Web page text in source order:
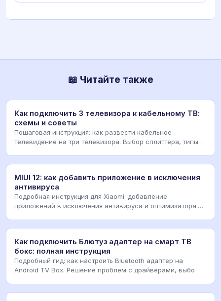
📖 Читайте также
Как подключить 3 телевизора к кабельному ТВ:
схемы и советы
Пошаговая инструкция: как развести кабельное
телевидение на три телевизора. Выбор сплиттера, типы
MIUI 12: как добавить приложение в исключения
антивируса
Подробная инструкция для Xiaomi: добавление
приложений в исключения антивируса и оптимизатора.
Как подключить Блютуз адаптер на смарт ТВ
бокс: полная инструкция
Подробный гид: как настроить Bluetooth адаптер на
Android TV Box. Решение проблем с драйверами, выбо